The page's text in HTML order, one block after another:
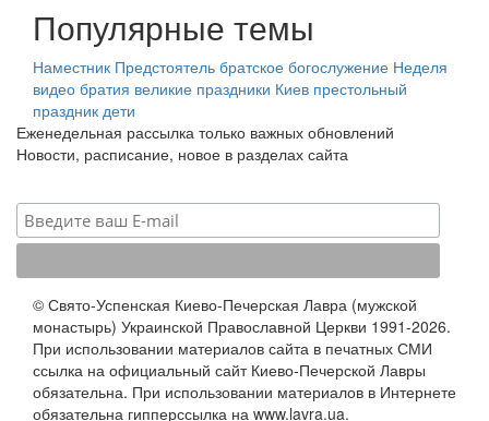
Популярные темы
Наместник Предстоятель братское богослужение Неделя
видео братия великие праздники Киев престольный
праздник дети
Еженедельная рассылка только важных обновлений
Новости, расписание, новое в разделах сайта
© Свято-Успенская Киево-Печерская Лавра (мужской
монастырь) Украинской Православной Церкви 1991-2026.
При использовании материалов сайта в печатных СМИ
ссылка на официальный сайт Киево-Печерской Лавры
обязательна. При использовании материалов в Интернете
обязательна гипперссылка на www.lavra.ua.